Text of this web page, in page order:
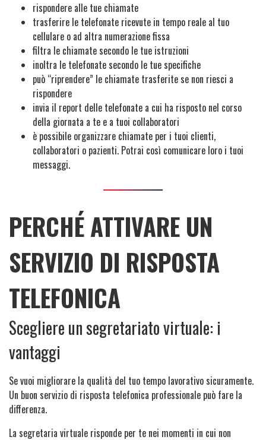
rispondere alle tue chiamate
trasferire le telefonate ricevute in tempo reale al tuo
cellulare o ad altra numerazione fissa
filtra le chiamate secondo le tue istruzioni
inoltra le telefonate secondo le tue specifiche
può “riprendere” le chiamate trasferite se non riesci a
rispondere
invia il report delle telefonate a cui ha risposto nel corso
della giornata a te e a tuoi collaboratori
è possibile organizzare chiamate per i tuoi clienti,
collaboratori o pazienti. Potrai così comunicare loro i tuoi
messaggi.
PERCHÉ ATTIVARE UN
SERVIZIO DI RISPOSTA
TELEFONICA
Scegliere un segretariato virtuale: i
vantaggi
Se vuoi migliorare la qualità del tuo tempo lavorativo sicuramente.
Un buon servizio di risposta telefonica professionale può fare la
differenza.
La segretaria virtuale risponde per te nei momenti in cui non